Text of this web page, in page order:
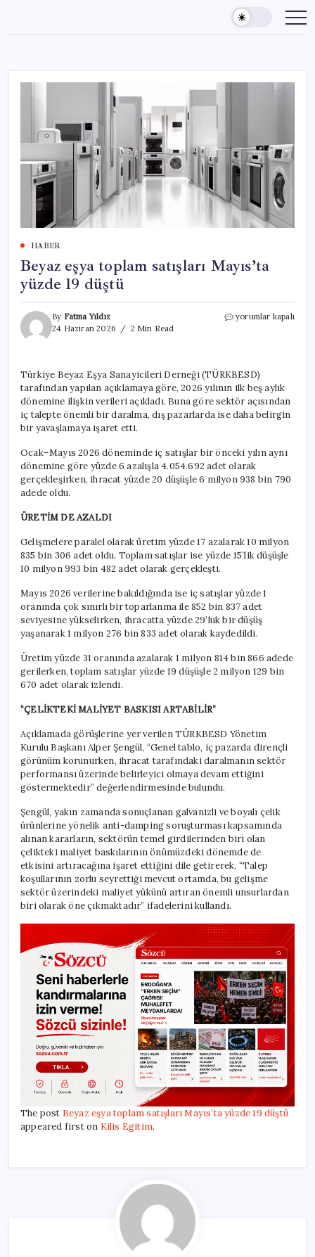
content
HABER
Beyaz eşya toplam satışları Mayıs’ta
yüzde 19 düştü
By Fatma Yıldız
24 Haziran 2026
2 Min Read
Beyaz
yüzde
19
düştü
için
yorumlar kapalı
Türkiye Beyaz Eşya Sanayicileri Derneği (TÜRKBESD)
tarafından yapılan açıklamaya göre, 2026 yılının ilk beş aylık
dönemine ilişkin verileri açıkladı. Buna göre sektör açısından
iç talepte önemli bir daralma, dış pazarlarda ise daha belirgin
bir yavaşlamaya işaret etti.
Ocak–Mayıs 2026 döneminde iç satışlar bir önceki yılın aynı
dönemine göre yüzde 6 azalışla 4.054.692 adet olarak
gerçekleşirken, ihracat yüzde 20 düşüşle 6 milyon 938 bin 790
adede oldu.
ÜRETİM DE AZALDI
Gelişmelere paralel olarak üretim yüzde 17 azalarak 10 milyon
835 bin 306 adet oldu. Toplam satışlar ise yüzde 15’lik düşüşle
10 milyon 993 bin 482 adet olarak gerçekleşti.
Mayıs 2026 verilerine bakıldığında ise iç satışlar yüzde 1
oranında çok sınırlı bir toparlanma ile 852 bin 837 adet
seviyesine yükselirken, ihracatta yüzde 29’luk bir düşüş
yaşanarak 1 milyon 276 bin 833 adet olarak kaydedildi.
Üretim yüzde 31 oranında azalarak 1 milyon 814 bin 866 adede
gerilerken, toplam satışlar yüzde 19 düşüşle 2 milyon 129 bin
670 adet olarak izlendi.
“ÇELİKTEKİ MALİYET BASKISI ARTABİLİR”
Açıklamada görüşlerine yer verilen TÜRKBESD Yönetim
Kurulu Başkanı Alper Şengül, “Genel tablo, iç pazarda dirençli
görünüm korunurken, ihracat tarafındaki daralmanın sektör
performansı üzerinde belirleyici olmaya devam ettiğini
göstermektedir” değerlendirmesinde bulundu.
Şengül, yakın zamanda sonuçlanan galvanizli ve boyalı çelik
ürünlerine yönelik anti-damping soruşturması kapsamında
alınan kararların, sektörün temel girdilerinden biri olan
çelikteki maliyet baskılarının önümüzdeki dönemde de
etkisini artıracağına işaret ettiğini dile getirerek, “Talep
koşullarının zorlu seyrettiği mevcut ortamda, bu gelişme
sektör üzerindeki maliyet yükünü artıran önemli unsurlardan
biri olarak öne çıkmaktadır” ifadelerini kullandı.
The post Beyaz eşya toplam satışları Mayıs’ta yüzde 19 düştü
appeared first on Kilis Egitim.